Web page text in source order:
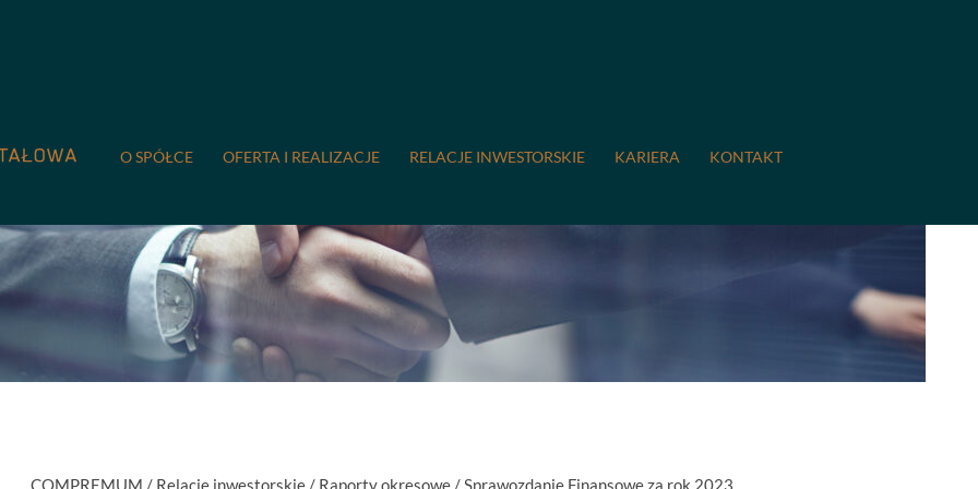
O SPÓŁCE OFERTA I REALIZACJE RELACJE INWESTORSKIE KARIERA KONTAKT
COMPREMUM / Relacje inwestorskie / Raporty okresowe / Sprawozdanie Finansowe za rok 2023